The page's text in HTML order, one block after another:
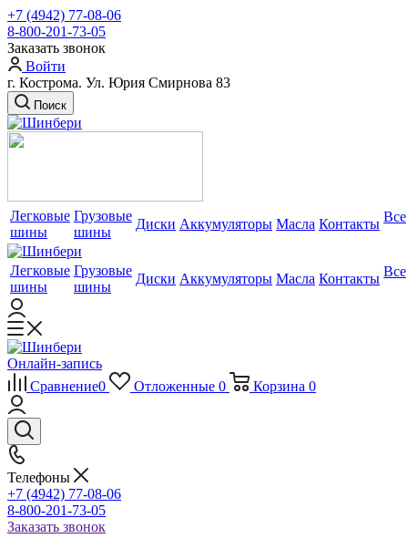
+7 (4942) 77-08-06
8-800-201-73-05
Заказать звонок
Войти
г. Кострома. Ул. Юрия Смирнова 83
Поиск
Легковые
шины
Грузовые
шины
Диски Аккумуляторы Масла Контакты Все
Легковые
шины
Грузовые
шины
Диски Аккумуляторы Масла Контакты Все
Онлайн-запись
Сравнение0 Отложенные 0 Корзина 0
Телефоны
+7 (4942) 77-08-06
8-800-201-73-05
Заказать звонок